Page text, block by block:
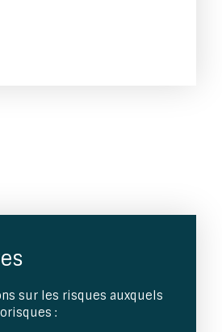
sur les risques auxquels
: